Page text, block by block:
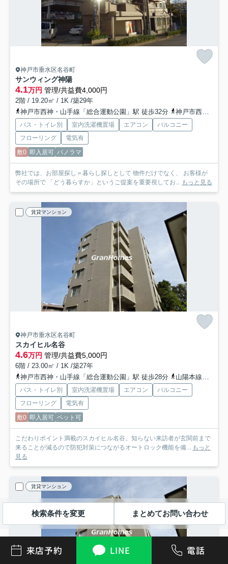
神戸市垂水区名谷町
サンウィング神陽
4.1万円 管理/共益費4,000円
2階 / 19.20㎡ / 1K /築29年
神戸市西神・山手線「総合運動公園」駅 徒歩32分
神戸市西神・山手線「学園都市」駅 徒歩43分
バス・トイレ別 室内洗濯機置場 エアコン
バルコニー
フローリング
電気有
敷0 即入居可 パノラマ
弊社では、お部屋探し＝暮らし探しとして 物件だけでなく、 お客様が
その場所で 「どう暮らすか」というご提案を重要視してお...
もっと見る
賃貸マンション
神戸市垂水区名谷町
スカイヒル名谷
4.6万円 管理/共益費5,000円
6階 / 23.00㎡ / 1K /築27年
神戸市西神・山手線「総合運動公園」駅 徒歩28分
山陽本線「垂水」駅 バス42分 山陽バス「神和台口［新道］」 停歩3分
バス・トイレ別 室内洗濯機置場 エアコン
バルコニー
フローリング
電気有
敷0 即入居可 ペット可
こだわりポイント満載のスカイヒル名谷。知らない来訪者が玄関前まで
来ることが減るので防犯対策につながるオートロック機能を備...
もっと
見る
賃貸マンション
検索条件を変更 まとめてお問い合わせ
来店予約 LINE 電話